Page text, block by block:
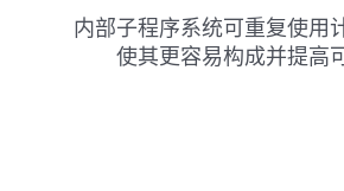
内部子程序系统可重复使用
使其更容易构成并提高